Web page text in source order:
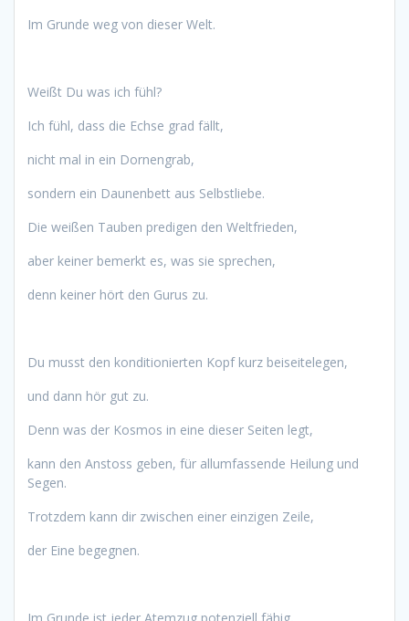
Im Grunde weg von dieser Welt.
Weißt Du was ich fühl?
Ich fühl, dass die Echse grad fällt,
nicht mal in ein Dornengrab,
sondern ein Daunenbett aus Selbstliebe.
Die weißen Tauben predigen den Weltfrieden,
aber keiner bemerkt es, was sie sprechen,
denn keiner hört den Gurus zu.
Du musst den konditionierten Kopf kurz beiseitelegen,
und dann hör gut zu.
Denn was der Kosmos in eine dieser Seiten legt,
kann den Anstoss geben, für allumfassende Heilung und
Segen.
Trotzdem kann dir zwischen einer einzigen Zeile,
der Eine begegnen.
Im Grunde ist jeder Atemzug potenziell fähig,